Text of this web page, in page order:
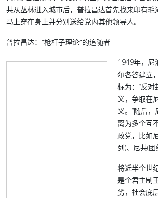
共从丛林进入城市后，普拉昌达首先找来印有毛
马上穿在身上并分别送给党内其他领导人。
普拉昌达：“枪杆子理论”的追随者
1949年，尼
尔各答建立
标为：“反
义，争取在
义。”随后
离为多个互
政党，比如
列)、尼共(团
将近半个世
是个君主制
劣，社会底